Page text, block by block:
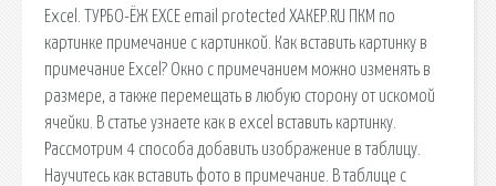
Excel. ТУРБО-ЁЖ ЕХСЕ email protected ХАКЕР.RU ПКМ по
картинке примечание с картинкой. Как вставить картинку в
примечание Excel? Окно с примечанием можно изменять в
размере, а также перемещать в любую сторону от искомой
ячейки. В статье узнаете как в excel вставить картинку.
Рассмотрим 4 способа добавить изображение в таблицу.
Научитесь как вставить фото в примечание. В таблице с